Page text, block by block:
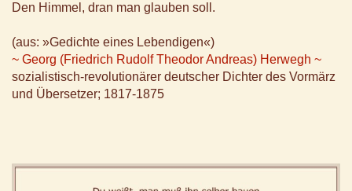
Den Himmel, dran man glauben soll.
(aus: »Gedichte eines Lebendigen«)
~ Georg (Friedrich Rudolf Theodor Andreas) Herwegh ~
sozialistisch-revolutionärer deutscher Dichter des Vormärz
und Übersetzer; 1817-1875